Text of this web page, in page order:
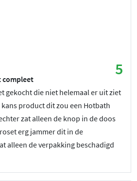
5
compleet
gekocht die niet helemaal er uit ziet
kans product dit zou een Hotbath
zat alleen de knop in de doos
erg jammer dit in de
alleen de verpakking beschadigd